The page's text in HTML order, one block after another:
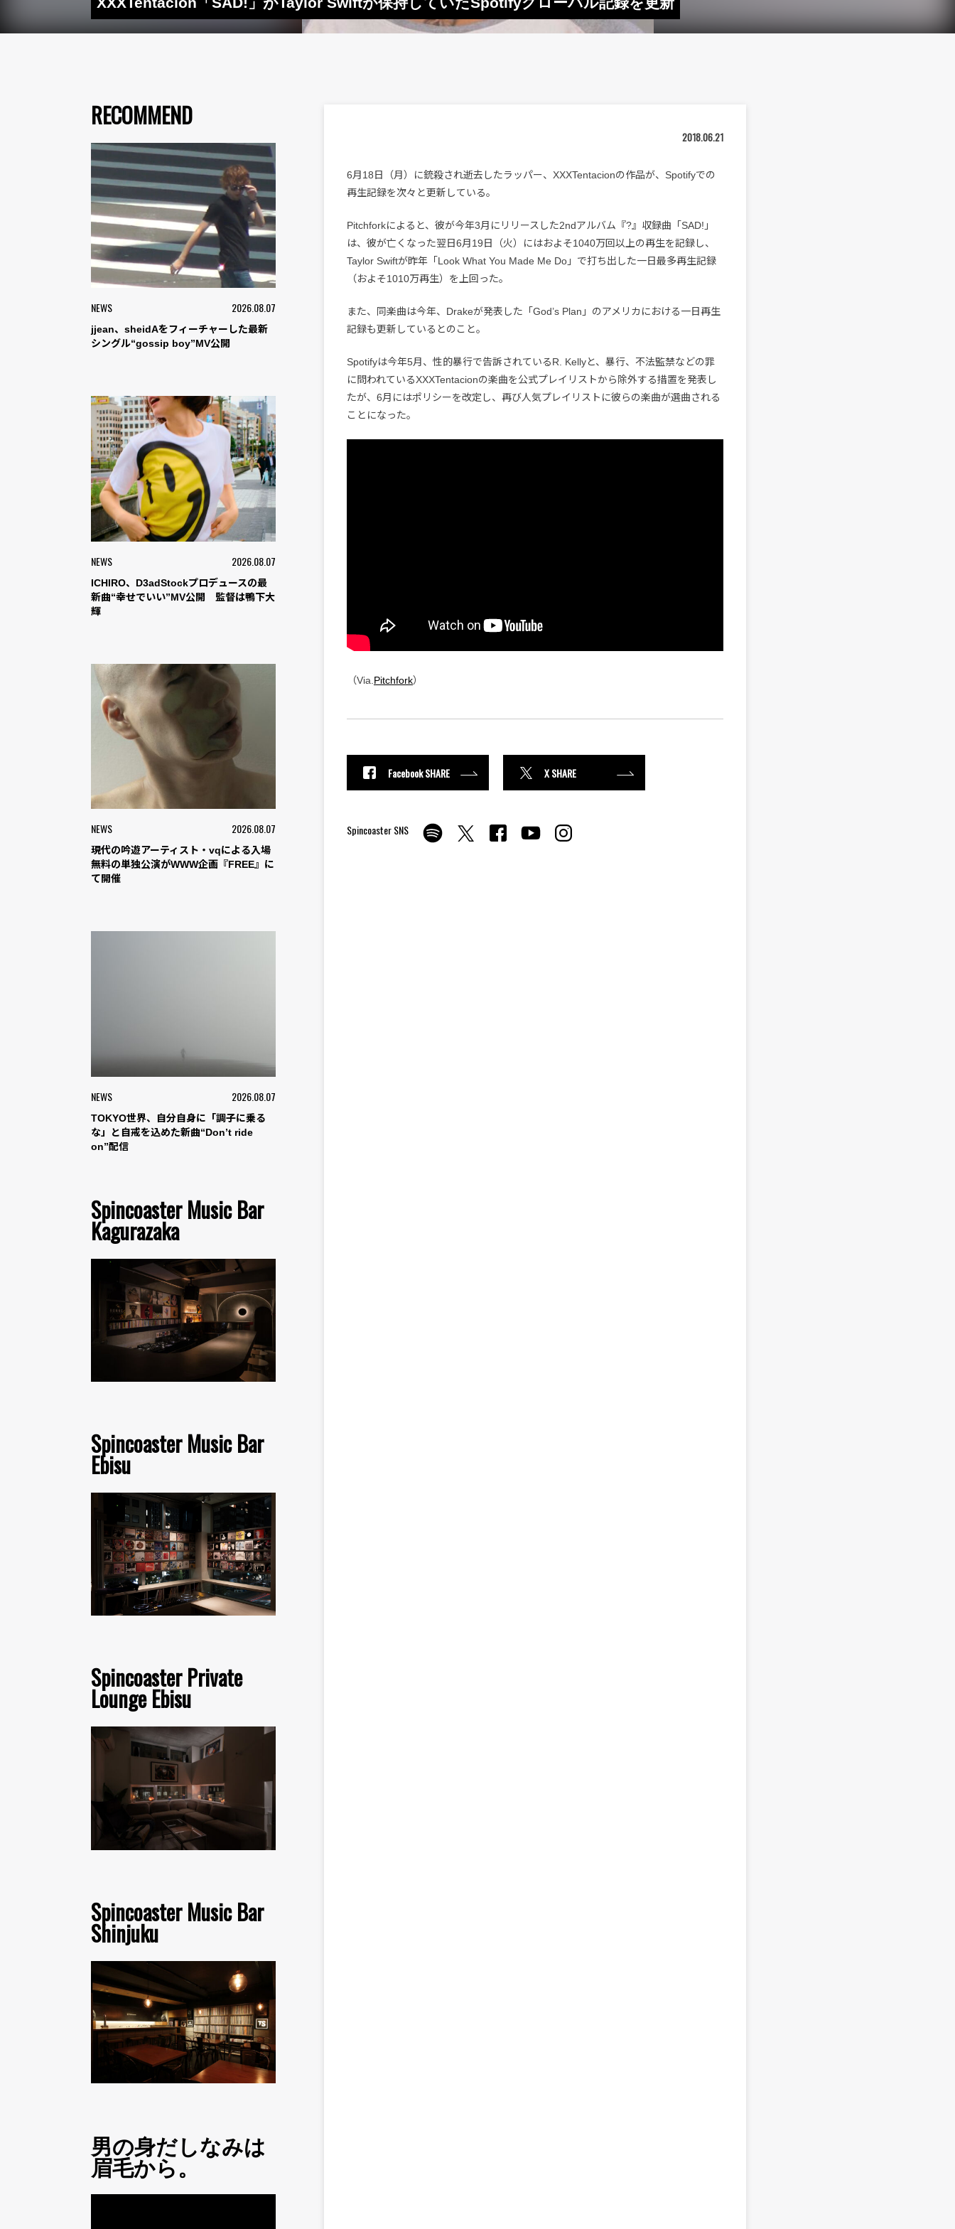
RECOMMEND
NEWS 2026.08.07
jjean、sheidAをフィーチャーした最新
シングル“gossip boy”MV公開
NEWS 2026.08.07
ICHIRO、D3adStockプロデュースの最
新曲“幸せでいい”MV公開 監督は鴨下大
輝
NEWS 2026.08.07
現代の吟遊アーティスト・vqによる入場
無料の単独公演がWWW企画『FREE』に
て開催
NEWS 2026.08.07
TOKYO世界、自分自身に「調子に乗る
な」と自戒を込めた新曲“Don’t ride
on”配信
Spincoaster Music Bar
Kagurazaka
Spincoaster Music Bar
Ebisu
Spincoaster Private
Lounge Ebisu
Spincoaster Music Bar
Shinjuku
男の身だしなみは
眉毛から。
2018.06.21
6月18日（月）に銃殺され逝去したラッパー、XXXTentacionの作品が、Spotifyでの
再生記録を次々と更新している。
Pitchforkによると、彼が今年3月にリリースした2ndアルバム『?』収録曲「SAD!」
は、彼が亡くなった翌日6月19日（火）にはおよそ1040万回以上の再生を記録し、
Taylor Swiftが昨年「Look What You Made Me Do」で打ち出した一日最多再生記録
（およそ1010万再生）を上回った。
また、同楽曲は今年、Drakeが発表した「God’s Plan」のアメリカにおける一日再生
記録も更新しているとのこと。
Spotifyは今年5月、性的暴行で告訴されているR. Kellyと、暴行、不法監禁などの罪
に問われているXXXTentacionの楽曲を公式プレイリストから除外する措置を発表し
たが、6月にはポリシーを改定し、再び人気プレイリストに彼らの楽曲が選曲される
ことになった。
（Via. Pitchfork）
Facebook SHARE X SHARE
Spincoaster SNS